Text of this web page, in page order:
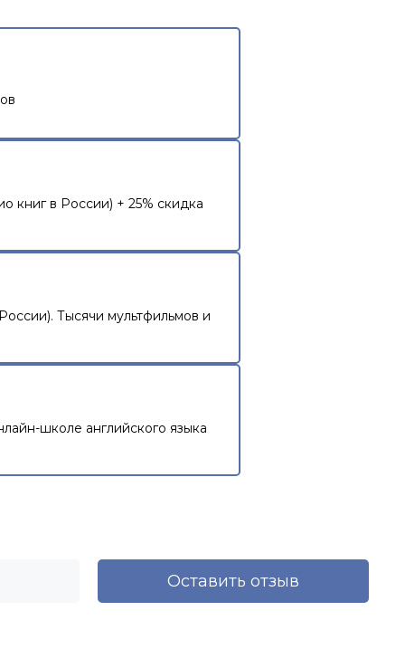
книг в России) + 25% скидка
Тысячи мультфильмов и
школе английского языка
Оставить отзыв